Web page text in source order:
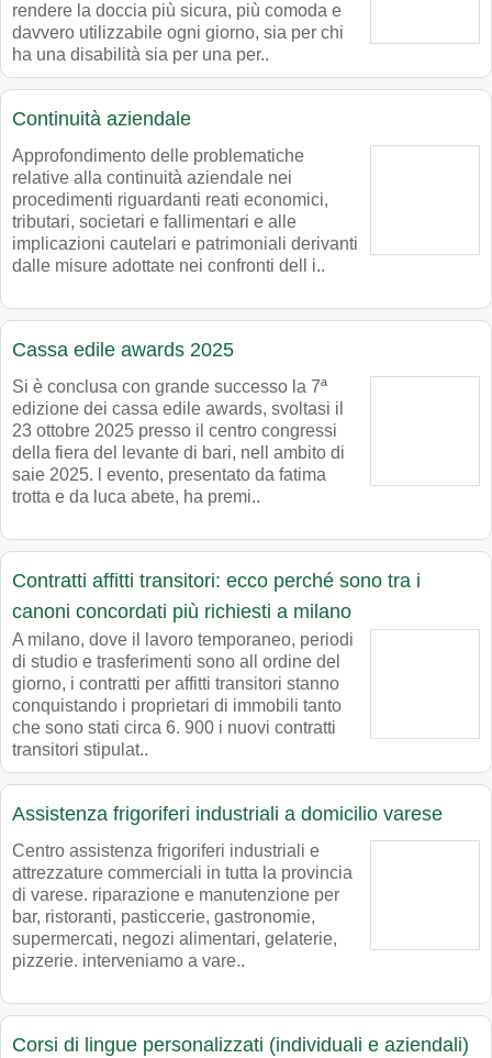
rendere la doccia più sicura, più comoda e
davvero utilizzabile ogni giorno, sia per chi
ha una disabilità sia per una per..
Continuità aziendale
Approfondimento delle problematiche
relative alla continuità aziendale nei
procedimenti riguardanti reati economici,
tributari, societari e fallimentari e alle
implicazioni cautelari e patrimoniali derivanti
dalle misure adottate nei confronti dell i..
Cassa edile awards 2025
Si è conclusa con grande successo la 7ª
edizione dei cassa edile awards, svoltasi il
23 ottobre 2025 presso il centro congressi
della fiera del levante di bari, nell ambito di
saie 2025. l evento, presentato da fatima
trotta e da luca abete, ha premi..
Contratti affitti transitori: ecco perché sono tra i
canoni concordati più richiesti a milano
A milano, dove il lavoro temporaneo, periodi
di studio e trasferimenti sono all ordine del
giorno, i contratti per affitti transitori stanno
conquistando i proprietari di immobili tanto
che sono stati circa 6. 900 i nuovi contratti
transitori stipulat..
Assistenza frigoriferi industriali a domicilio varese
Centro assistenza frigoriferi industriali e
attrezzature commerciali in tutta la provincia
di varese. riparazione e manutenzione per
bar, ristoranti, pasticcerie, gastronomie,
supermercati, negozi alimentari, gelaterie,
pizzerie. interveniamo a vare..
Corsi di lingue personalizzati (individuali e aziendali)